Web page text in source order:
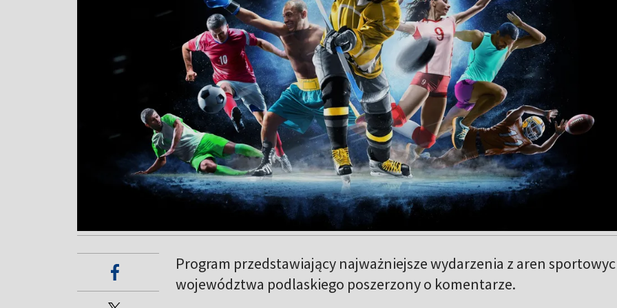
Program przedstawiający najważniejsze wydarzenia z aren
województwa podlaskiego poszerzony o komentarze.